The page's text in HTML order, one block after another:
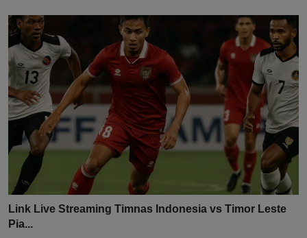
Link Live Streaming Timnas Indonesia vs Timor Leste
Pia...